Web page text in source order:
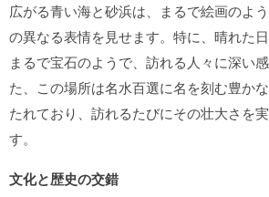
広がる青い海と砂浜は、まるで絵画のよ
の異なる表情を見せます。特に、晴れた
まるで宝石のようで、訪れる人々に深い
た、この場所は名水百選に名を刻む豊か
たれており、訪れるたびにその壮大さを
す。
文化と歴史の交錯